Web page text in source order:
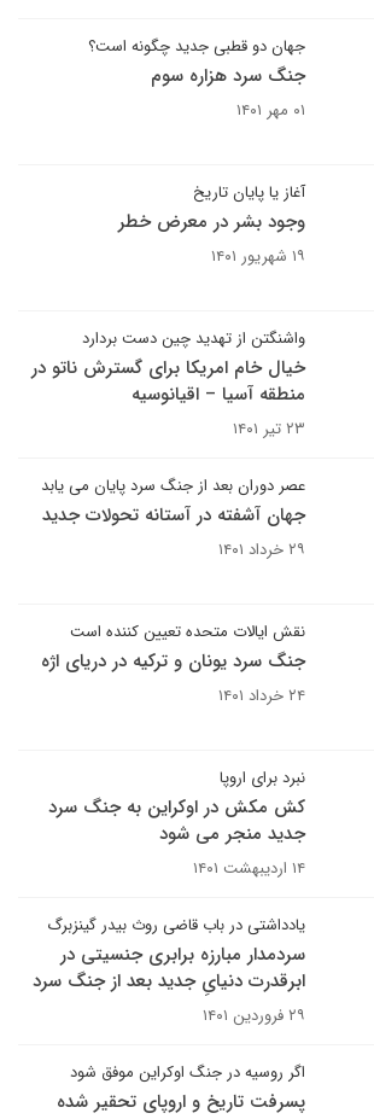
جهان دو قطبی جدید چگونه است؟
جنگ سرد هزاره سوم
۰۱ مهر ۱۴۰۱
آغاز یا پایان تاریخ
وجود بشر در معرض خطر
۱۹ شهریور ۱۴۰۱
واشنگتن از تهدید چین دست بردارد
خیال خام امریکا برای گسترش ناتو در
منطقه آسیا – اقیانوسیه
۲۳ تیر ۱۴۰۱
عصر دوران بعد از جنگ سرد پایان می یابد
جهان آشفته‌ در آستانه تحولات جدید
۲۹ خرداد ۱۴۰۱
نقش ایالات متحده تعیین کننده است
جنگ سرد یونان و ترکیه در دریای اژه
۲۴ خرداد ۱۴۰۱
نبرد برای اروپا
کش مکش در اوکراین به جنگ سرد
جدید منجر می شود
۱۴ اردیبهشت ۱۴۰۱
یادداشتی در باب قاضی روث بیدر گینزبرگ
سردمدار مبارزه برابری جنسیتی در
ابرقدرت دنیایِ جدید بعد از جنگ سرد
۲۹ فروردین ۱۴۰۱
اگر روسیه در جنگ اوکراین موفق شود
پسرفت تاریخ و اروپای تحقیر شده